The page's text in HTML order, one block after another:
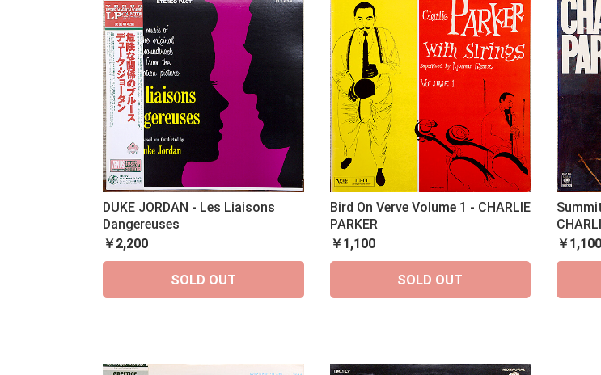
DUKE JORDAN - Les Liaisons
Dangereuses
￥2,200
SOLD OUT
Bird On Verve Volume 1 - CHARLIE
PARKER
￥1,100
SOLD OUT
￥1,100